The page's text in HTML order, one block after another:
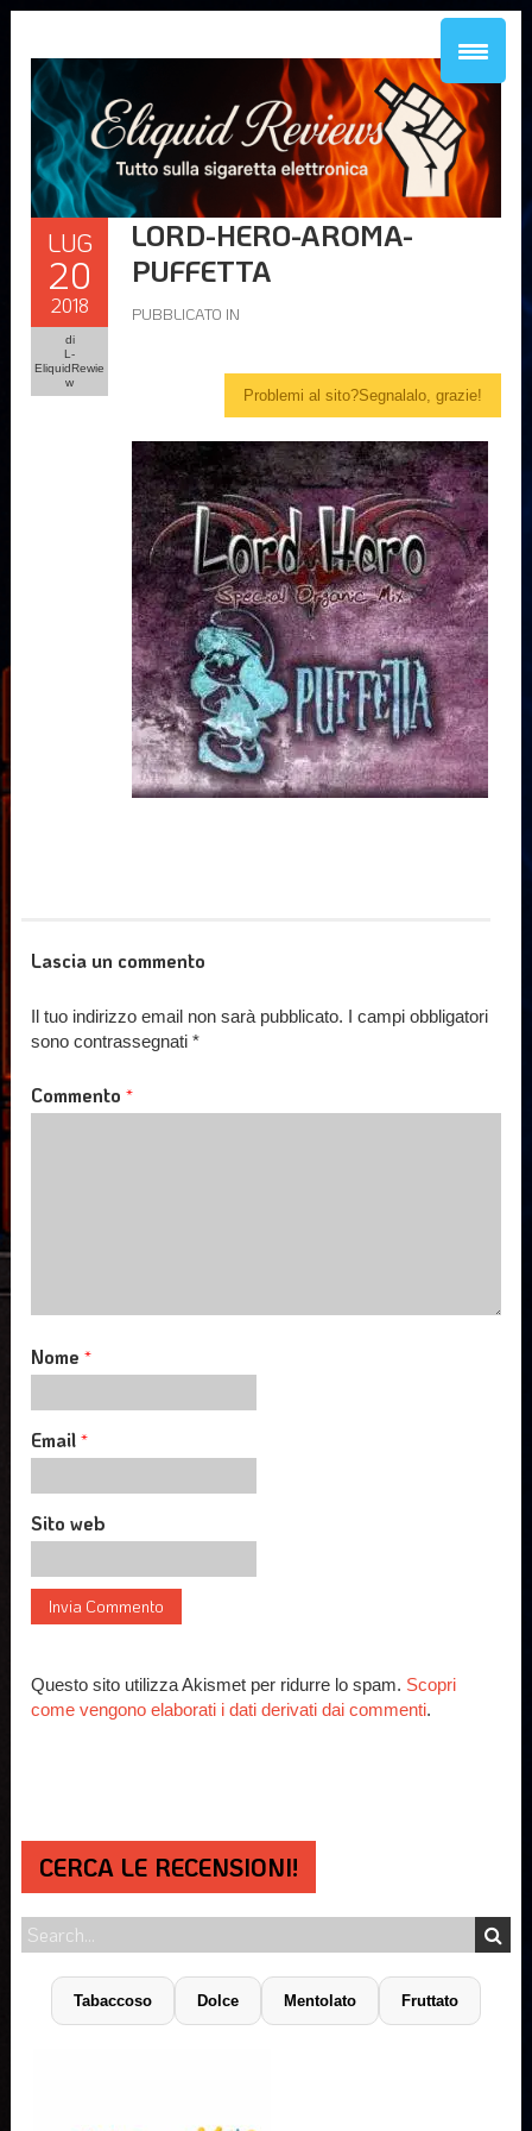
LUG
20
2018
di
L-
EliquidRewie
w
LORD-HERO-AROMA-
PUFFETTA
PUBBLICATO IN
Problemi al sito?Segnalalo, grazie!
Lascia un commento
Il tuo indirizzo email non sarà pubblicato. I campi obbligatori
sono contrassegnati*
Commento*
Nome*
Email*
Sito web
Questo sito utilizza Akismet per ridurre lo spam. Scopri
come vengono elaborati i dati derivati dai commenti.
CERCA LE RECENSIONI!
Tabaccoso Dolce Mentolato Fruttato